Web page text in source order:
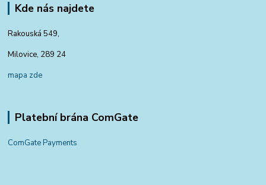
Kde nás najdete
Rakouská 549,
Milovice, 289 24
mapa zde
Platební brána ComGate
ComGate Payments